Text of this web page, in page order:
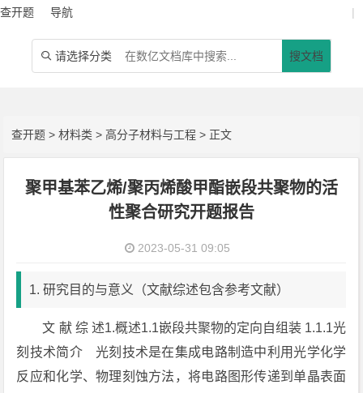
查开题 导航 |
 请选择分类 搜文档
查开题 >材料类 >高分子材料与工程 > 正文
聚甲基苯乙烯/聚丙烯酸甲酯嵌段共聚物的活
性聚合研究开题报告
2023-05-31 09:05
1. 研究目的与意义（文献综述包含参考文献）
文 献 综 述1.概述1.1嵌段共聚物的定向自组装 1.1.1光
刻技术简介 光刻技术是在集成电路制造中利用光学化学
反应和化学、物理刻蚀方法，将电路图形传递到单晶表面